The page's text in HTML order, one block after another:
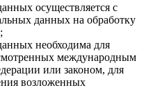
осуществляется с
данных на обработку
необходима для
международным
или законом, для
возложенных